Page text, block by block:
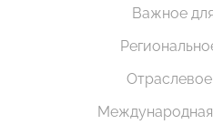
Важное
Международная